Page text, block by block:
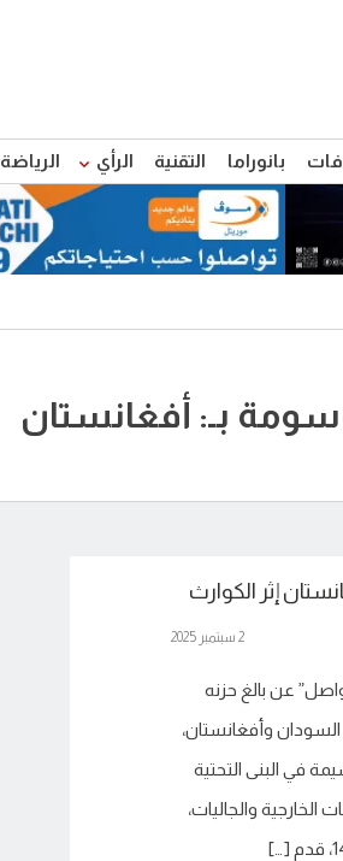
بانوراما التقنية الرأي الرياضة
بـ: أفغانستان
إثر الكوارث
2 سبتمبر 2025
عن بالغ حزنه
وأفغانستان،
في البنى التحتية
الخارجية والجاليات،